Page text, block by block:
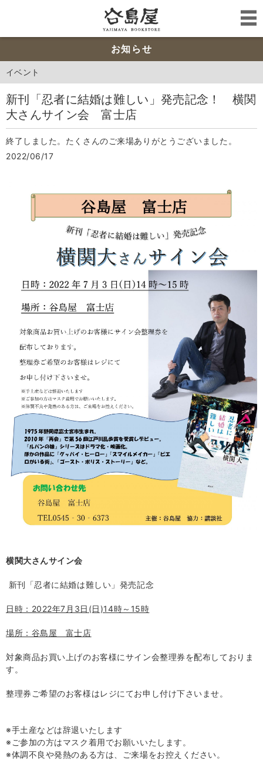
お知らせ
イベント
新刊「忍者に結婚は難しい」発売記念！ 横関
大さんサイン会 富士店
終了しました。たくさんのご来場ありがとうございました。
2022/06/17
横関大さんサイン会
新刊「忍者に結婚は難しい」発売記念
日時：2022年7月3日(日)14時～15時
場所：谷島屋 富士店
対象商品お買い上げのお客様にサイン会整理券を配布しておりま
す。
整理券ご希望のお客様はレジにてお申し付け下さいませ。
※手土産などは辞退いたします
※ ご参加の方はマスク着用でお願いいたします。
※体調不良や発熱のある方は、ご来場をお控えください。